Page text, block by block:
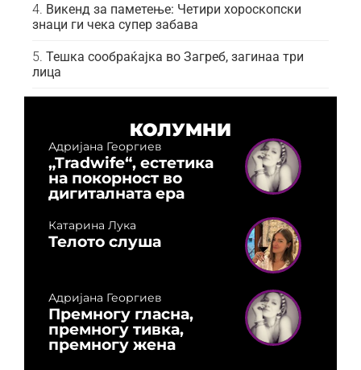
Викенд за паметење: Четири хороскопски
знаци ги чека супер забава
Тешка сообраќајка во Загреб, загинаа три
лица
КОЛУМНИ
Адријана Георгиев
„Tradwife“, естетика
на покорност во
дигиталната ера
Катарина Лука
Телото слуша
Адријана Георгиев
Премногу гласна,
премногу тивка,
премногу жена